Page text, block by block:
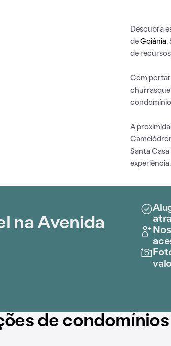
Descubra
de Goiânia.
de
Com
A
Santa
experiência.
na Avenida
de